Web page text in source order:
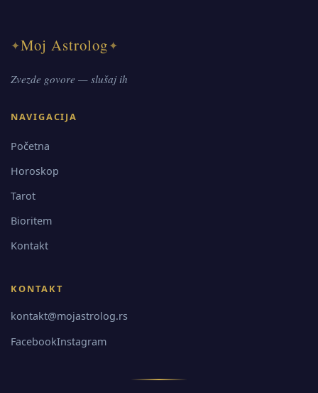
✦Moj Astrolog✦
Zvezde govore — slušaj ih
NAVIGACIJA
Početna
Horoskop
Tarot
Bioritem
Kontakt
KONTAKT
kontakt@mojastrolog.rs
FacebookInstagram